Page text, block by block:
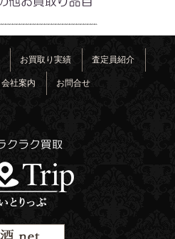
お買取り実績 査定員紹介
会社案内 お問合せ